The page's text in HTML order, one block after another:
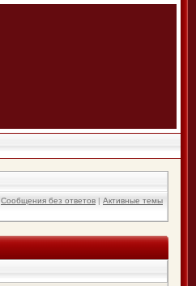
Сообщения без ответов | Активные темы